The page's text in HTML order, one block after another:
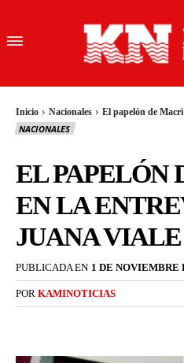
Inicio Nacionales El papelón de
NACIONALES
EL PAPELÓN
EN LA
JUANA VIALE
PUBLICADA EN 1 DE NOVIEMBRE
POR KAMINOTICIAS